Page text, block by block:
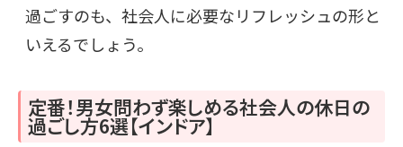
過ごすのも、社会人に必要なリフレッシュの形と
いえるでしょう。
定番！男女問わず楽しめる社会人の休日の
過ごし方6選【インドア】